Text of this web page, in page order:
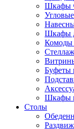
Шкафы
Шкафы
Комоды
Буфеты
Шкафы
Столы